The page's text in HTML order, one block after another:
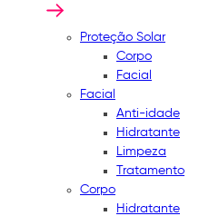
Proteção Solar
Corpo
Facial
Facial
Anti-idade
Hidratante
Limpeza
Tratamento
Corpo
Hidratante